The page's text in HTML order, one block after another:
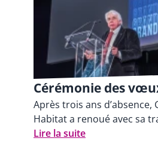
Cérémonie des
Après trois ans d’absence,
Habitat a renoué avec sa
Lire la suite